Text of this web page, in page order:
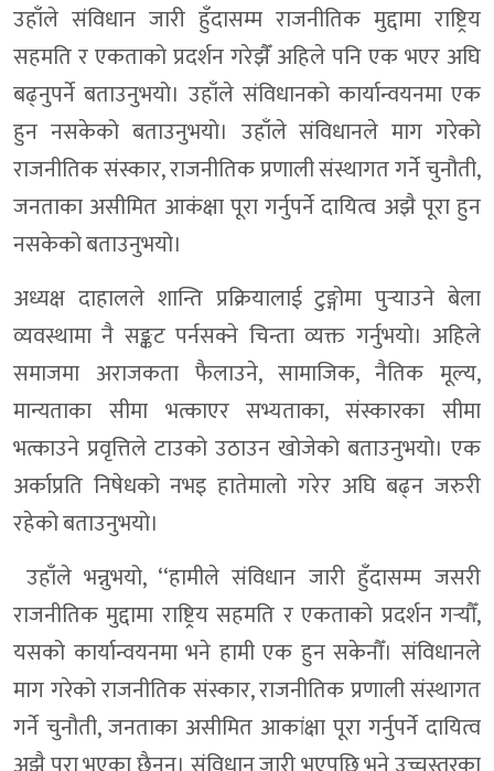
उहाँले संविधान जारी हुँदासम्म राजनीतिक मुद्दामा राष्ट्रिय
सहमति र एकताको प्रदर्शन गरेझैँ अहिले पनि एक भएर अघि
बढ्नुपर्ने बताउनुभयो। उहाँले संविधानको कार्यान्वयनमा एक
हुन नसकेको बताउनुभयो। उहाँले संविधानले माग गरेको
राजनीतिक संस्कार, राजनीतिक प्रणाली संस्थागत गर्ने चुनौती,
जनताका असीमित आकंक्षा पूरा गर्नुपर्ने दायित्व अझै पूरा हुन
नसकेको बताउनुभयो।
अध्यक्ष दाहालले शान्ति प्रक्रियालाई टुङ्गोमा पुर्‍याउने बेला
व्यवस्थामा नै सङ्कट पर्नसक्ने चिन्ता व्यक्त गर्नुभयो। अहिले
समाजमा अराजकता फैलाउने, सामाजिक, नैतिक मूल्य,
मान्यताका सीमा भत्काएर सभ्यताका, संस्कारका सीमा
भत्काउने प्रवृत्तिले टाउको उठाउन खोजेको बताउनुभयो। एक
अर्काप्रति निषेधको नभइ हातेमालो गरेर अघि बढ्न जरुरी
रहेको बताउनुभयो।
उहाँले भन्नुभयो, ‘‘हामीले संविधान जारी हुँदासम्म जसरी
राजनीतिक मुद्दामा राष्ट्रिय सहमति र एकताको प्रदर्शन गर्‍यौँ,
यसको कार्यान्वयनमा भने हामी एक हुन सकेनौँ। संविधानले
माग गरेको राजनीतिक संस्कार, राजनीतिक प्रणाली संस्थागत
गर्ने चुनौती, जनताका असीमित आकांक्षा पूरा गर्नुपर्ने दायित्व